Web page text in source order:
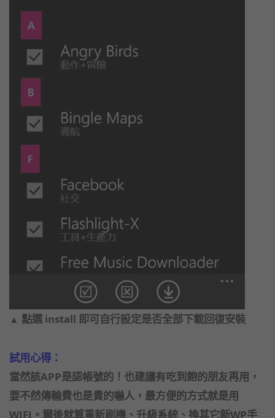
▲ 點選 install 即可自行設定是否全部下載回復安裝
試用心得：
當然該APP是認帳號的！也建議有吃到飽的朋友再用，
要不然傳輸費也是貴的嚇人，最方便的方式就是用
WIFI。爾後就算重新刷機、升級系統、換其它新WP手